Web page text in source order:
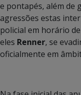
e pontapés, além de
agressões estas
policial em horário
eles Renner, se
oficialmente em